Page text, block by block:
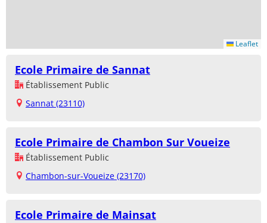
Leaflet
Ecole Primaire de Sannat
Établissement Public
Sannat (23110)
Ecole Primaire de Chambon Sur Voueize
Établissement Public
Chambon-sur-Voueize (23170)
Ecole Primaire de Mainsat